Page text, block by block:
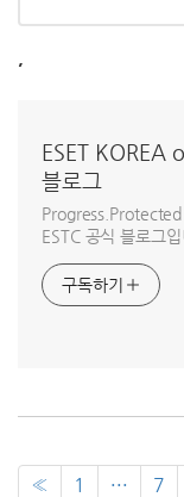
ESET KOREA
블로그
ESTC 공식 블로그입
구독하기
« 1 ··· 7